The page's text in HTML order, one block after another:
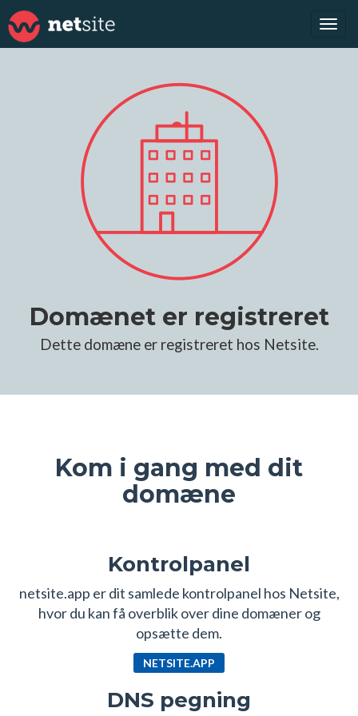
Domænet er registreret
Dette domæne er registreret hos Netsite.
Kom i gang med dit
domæne
Kontrolpanel
netsite.app er dit samlede kontrolpanel hos Netsite,
hvor du kan få overblik over dine domæner og
opsætte dem.
NETSITE.APP
DNS pegning